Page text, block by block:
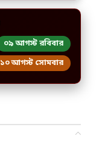
০৯ আগস্ট রবিবার
১০ আগস্ট সোমবার